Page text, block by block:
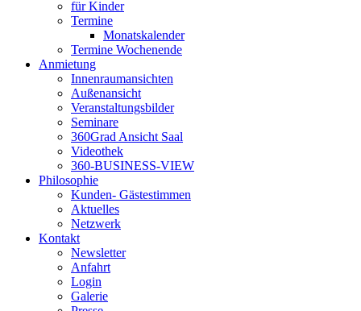
für Kinder
Termine
Monatskalender
Termine Wochenende
Anmietung
Innenraumansichten
Außenansicht
Veranstaltungsbilder
Seminare
360Grad Ansicht Saal
Videothek
360-BUSINESS-VIEW
Philosophie
Kunden- Gästestimmen
Aktuelles
Netzwerk
Kontakt
Newsletter
Anfahrt
Login
Galerie